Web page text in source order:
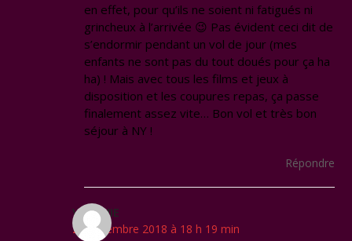
en effet, pour qu’ils ne soient ni fatigués ni
grincheux à l’arrivée 😉 Pas évident ceci dit de
s’endormir pendant un vol de jour (mes
enfants ne sont pas du tout doués pour ça ha
ha) ! Mais avec tous les films et jeux à
disposition et les coupures repas, ça passe
finalement assez vite… Bon vol et très bon
séjour à NY !
Répondre
VIRGINIE
22 décembre 2018 à 18 h 19 min